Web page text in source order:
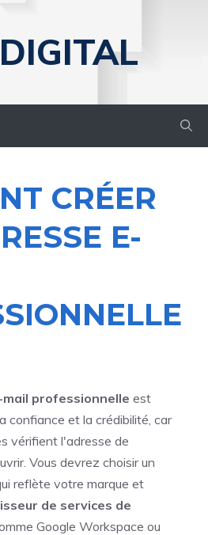
CRÉER
E-
professionnelle est
confiance et la crédibilité, car
vérifient l'adresse de
Vous devrez choisir un
reflète votre marque et
de services de
Google Workspace ou